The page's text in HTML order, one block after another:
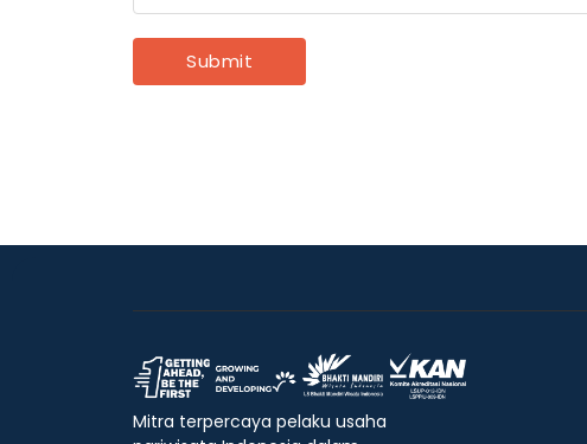
Mitra terpercaya pelaku usaha